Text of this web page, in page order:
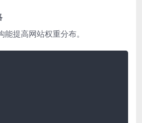
提高网站权重分布。